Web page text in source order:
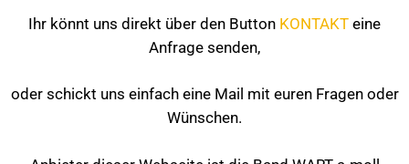
Ihr könnt uns direkt über den Button KONTAKT eine
Anfrage senden,
oder schickt uns einfach eine Mail mit euren Fragen oder
Wünschen.